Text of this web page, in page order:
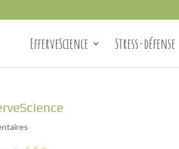
EfferveScience Stress-défense